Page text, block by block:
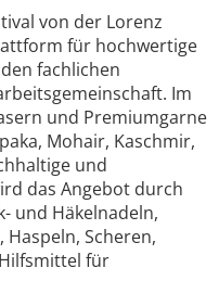
von der Lorenz
für hochwertige
fachlichen
Im
und Premiumgarne
Mohair, Kaschmir,
und
das Angebot durch
und Häkelnadeln,
Scheren,
für